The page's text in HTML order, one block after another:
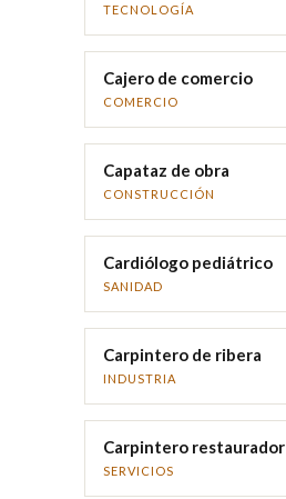
TECNOLOGÍA
Cajero de comercio
COMERCIO
Capataz de obra
CONSTRUCCIÓN
Cardiólogo pediátrico
SANIDAD
Carpintero de ribera
INDUSTRIA
Carpintero restaurador
SERVICIOS